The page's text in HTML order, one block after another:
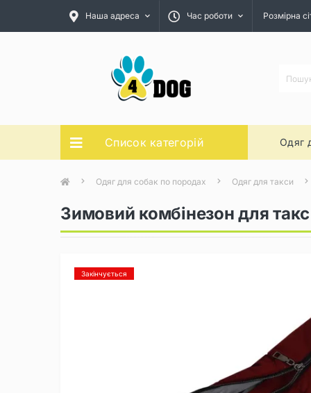
Наша адреса Час роботи Розмірна
Список категорій Одяг
Одяг для собак по породах Одяг для такси
Зимовий комбінезон для
Закінчується